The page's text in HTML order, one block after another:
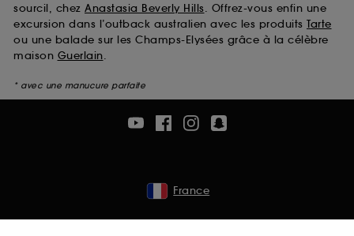
sourcil, chez Anastasia Beverly Hills. Offrez-vous enfin une
excursion dans l’outback australien avec les produits Tarte
ou une balade sur les Champs-Elysées grâce à la célèbre
maison Guerlain.
* avec une manucure parfaite
France